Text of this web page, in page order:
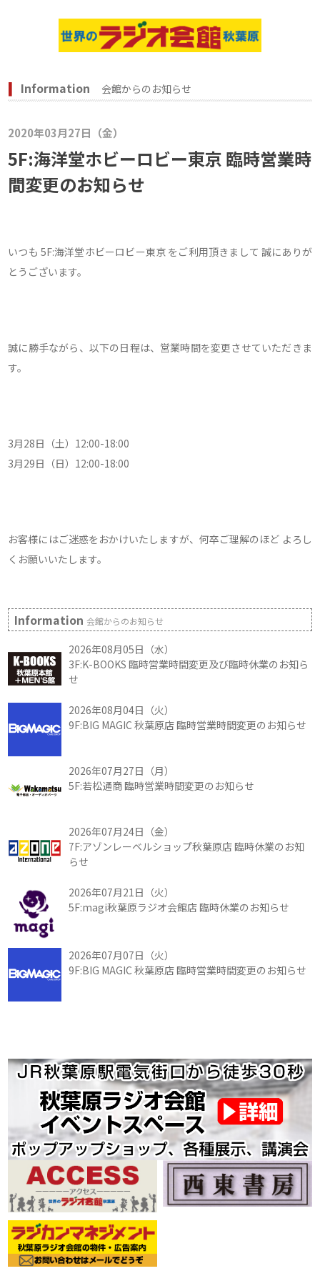
Information 会館からのお知らせ
2020年03月27日（金）
5F:海洋堂ホビーロビー東京 臨時営業時
間変更のお知らせ
いつも 5F:海洋堂ホビーロビー東京 をご利用頂きまして 誠にありが
とうございます。
誠に勝手ながら、以下の日程は、営業時間を変更させていただきま
す。
3月28日（土）12:00-18:00
3月29日（日）12:00-18:00
お客様にはご迷惑をおかけいたしますが、何卒ご理解のほど よろし
くお願いいたします。
Information会館からのお知らせ
2026年08月05日（水）
3F:K-BOOKS 臨時営業時間変更及び臨時休業のお知ら
せ
2026年08月04日（火）
9F:BIG MAGIC 秋葉原店 臨時営業時間変更のお知らせ
2026年07月27日（月）
5F:若松通商 臨時営業時間変更のお知らせ
2026年07月24日（金）
7F:アゾンレーベルショップ秋葉原店 臨時休業のお知
らせ
2026年07月21日（火）
5F:magi秋葉原ラジオ会館店 臨時休業のお知らせ
2026年07月07日（火）
9F:BIG MAGIC 秋葉原店 臨時営業時間変更のお知らせ